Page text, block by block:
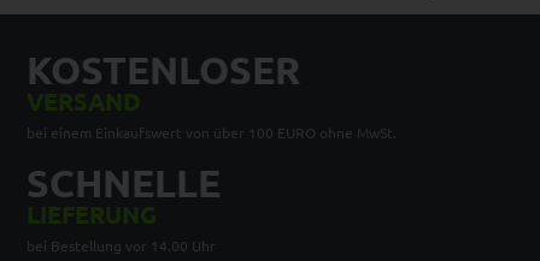
KOSTENLOSER
VERSAND
bei einem Einkaufswert von über 100 EURO ohne MwSt.
SCHNELLE
LIEFERUNG
bei Bestellung vor 14.00 Uhr